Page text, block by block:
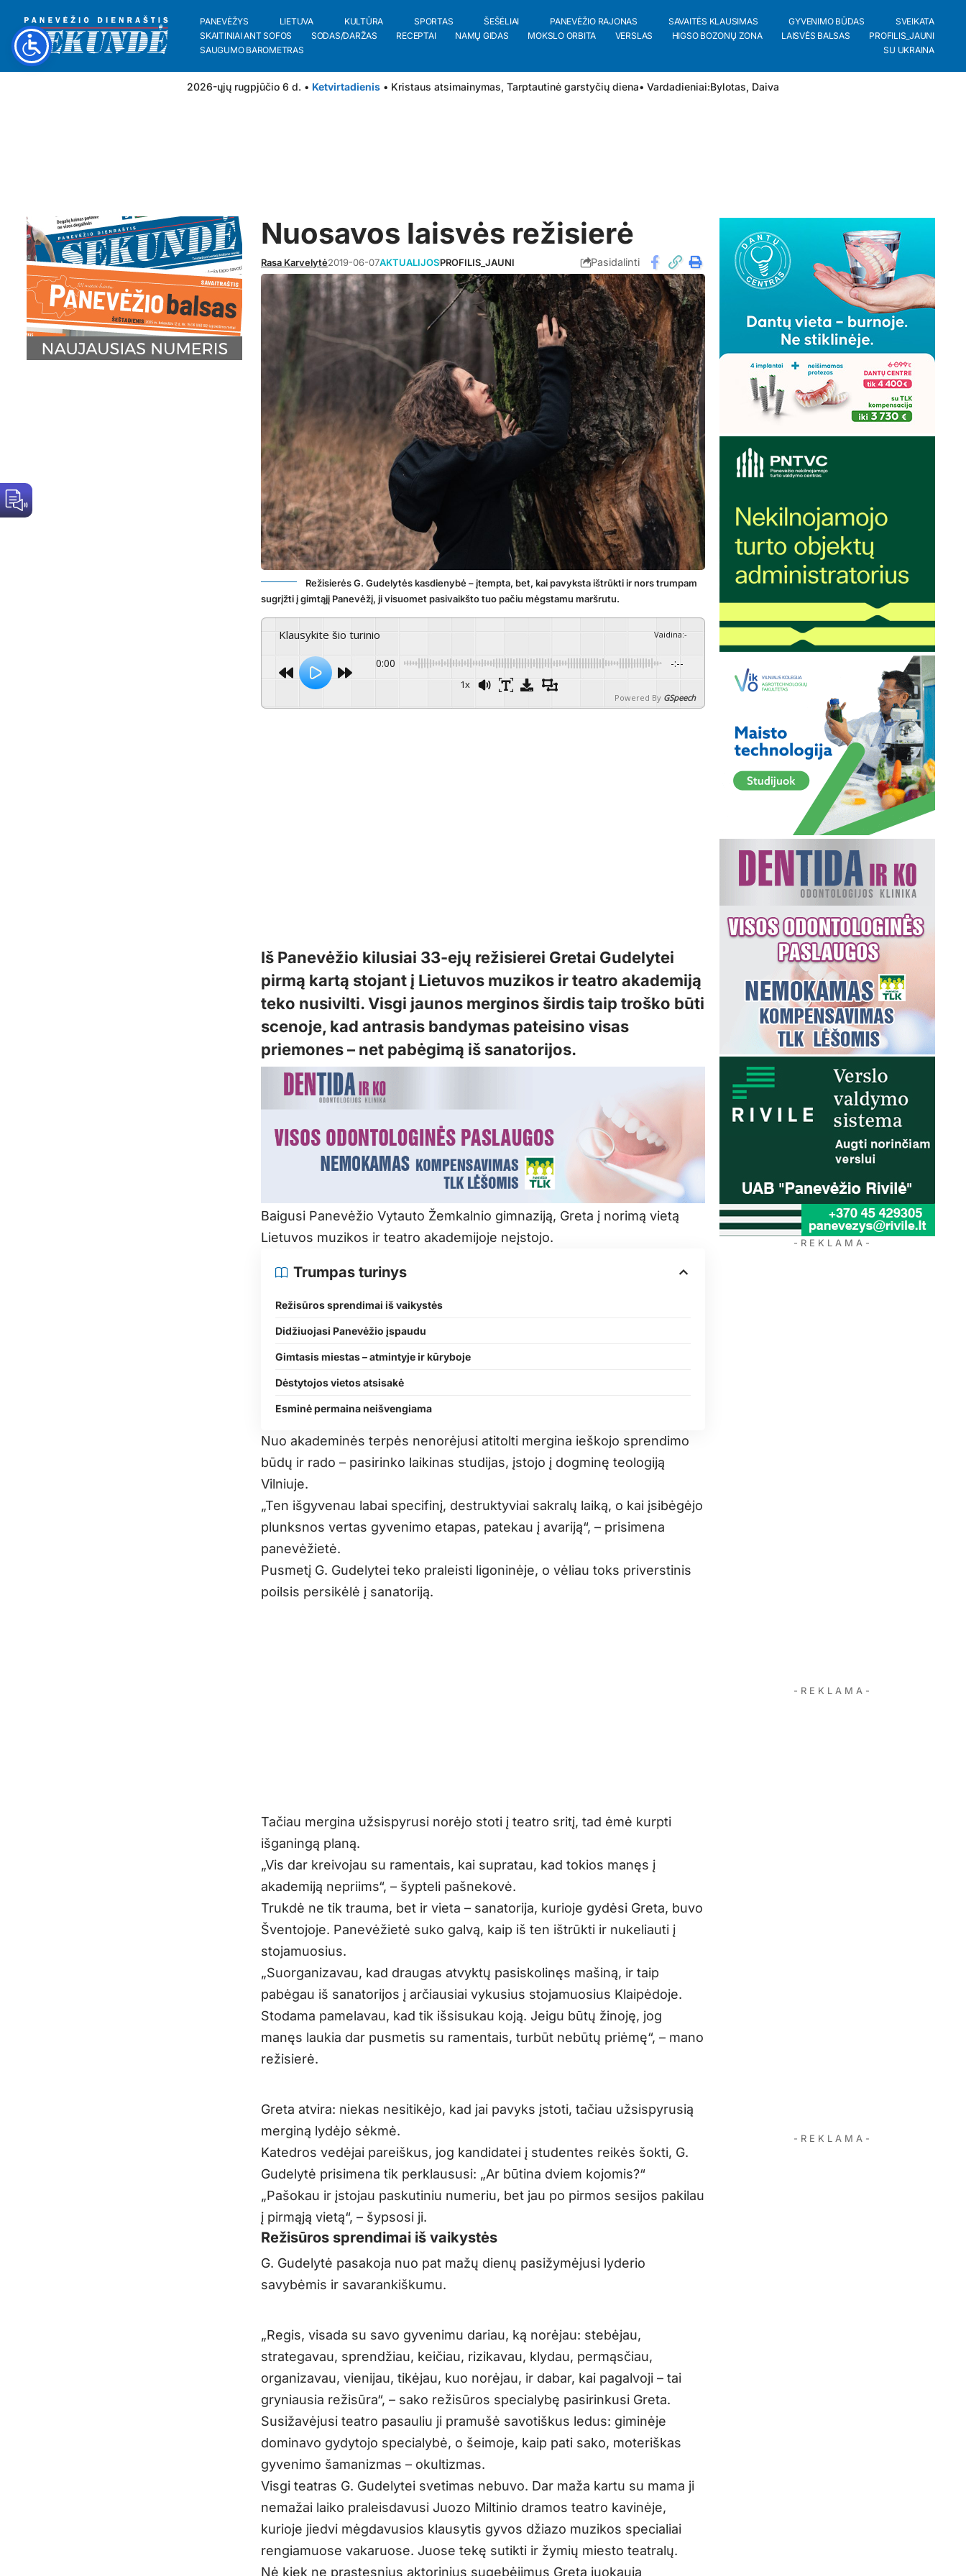
PANEVĖŽYS LIETUVA KULTŪRA SPORTAS ŠEŠĖLIAI PANEVĖŽIO RAJONAS SAVAITĖS KLAUSIMAS GYVENIMO BŪDAS
SVEIKATA
SKAITINIAI ANT SOFOS
SODAS/DARŽAS RECEPTAI NAMŲ GIDAS MOKSLO ORBITA VERSLAS HIGSO BOZONŲ ZONA LAISVĖS BALSAS
PROFILIS_JAUNI
SAUGUMO BAROMETRAS
SU UKRAINA
2026-ųjų rugpjūčio 6 d. • Ketvirtadienis • Kristaus atsimainymas, Tarptautinė garstyčių diena• Vardadieniai:Bylotas, Daiva
Nuosavos laisvės režisierė
Rasa Karvelytė2019-06-07AKTUALIJOSPROFILIS_JAUNI Pasidalinti
Režisierės G. Gudelytės kasdienybė – įtempta, bet, kai pavyksta ištrūkti ir nors trumpam
sugrįžti į gimtąjį Panevėžį, ji visuomet pasivaikšto tuo pačiu mėgstamu maršrutu.
Klausykite šio turinio Vaidina:-
0:00 -:--
1x
Powered By GSpeech
Iš Panevėžio kilusiai 33-ejų režisierei Gretai Gudelytei
pirmą kartą stojant į Lietuvos muzikos ir teatro akademiją
teko nusivilti. Visgi jaunos merginos širdis taip troško būti
scenoje, kad antrasis bandymas pateisino visas
priemones – net pabėgimą iš sanatorijos.
Baigusi Panevėžio Vytauto Žemkalnio gimnaziją, Greta į norimą vietą
Lietuvos muzikos ir teatro akademijoje neįstojo.
Trumpas turinys
Režisūros sprendimai iš vaikystės
Didžiuojasi Panevėžio įspaudu
Gimtasis miestas – atmintyje ir kūryboje
Dėstytojos vietos atsisakė
Esminė permaina neišvengiama
Nuo akademinės terpės nenorėjusi atitolti mergina ieškojo sprendimo
būdų ir rado – pasirinko laikinas studijas, įstojo į dogminę teologiją
Vilniuje.
„Ten išgyvenau labai specifinį, destruktyviai sakralų laiką, o kai įsibėgėjo
plunksnos vertas gyvenimo etapas, patekau į avariją“, – prisimena
panevėžietė.
Pusmetį G. Gudelytei teko praleisti ligoninėje, o vėliau toks priverstinis
poilsis persikėlė į sanatoriją.
Tačiau mergina užsispyrusi norėjo stoti į teatro sritį, tad ėmė kurpti
išganingą planą.
„Vis dar kreivojau su ramentais, kai supratau, kad tokios manęs į
akademiją nepriims“, – šypteli pašnekovė.
Trukdė ne tik trauma, bet ir vieta – sanatorija, kurioje gydėsi Greta, buvo
Šventojoje. Panevėžietė suko galvą, kaip iš ten ištrūkti ir nukeliauti į
stojamuosius.
„Suorganizavau, kad draugas atvyktų pasiskolinęs mašiną, ir taip
pabėgau iš sanatorijos į arčiausiai vykusius stojamuosius Klaipėdoje.
Stodama pamelavau, kad tik išsisukau koją. Jeigu būtų žinoję, jog
manęs laukia dar pusmetis su ramentais, turbūt nebūtų priėmę“, – mano
režisierė.
Greta atvira: niekas nesitikėjo, kad jai pavyks įstoti, tačiau užsispyrusią
merginą lydėjo sėkmė.
Katedros vedėjai pareiškus, jog kandidatei į studentes reikės šokti, G.
Gudelytė prisimena tik perklaususi: „Ar būtina dviem kojomis?“
„Pašokau ir įstojau paskutiniu numeriu, bet jau po pirmos sesijos pakilau
į pirmąją vietą“, – šypsosi ji.
Režisūros sprendimai iš vaikystės
G. Gudelytė pasakoja nuo pat mažų dienų pasižymėjusi lyderio
savybėmis ir savarankiškumu.
„Regis, visada su savo gyvenimu dariau, ką norėjau: stebėjau,
strategavau, sprendžiau, keičiau, rizikavau, klydau, permąsčiau,
organizavau, vienijau, tikėjau, kuo norėjau, ir dabar, kai pagalvoji – tai
gryniausia režisūra“, – sako režisūros specialybę pasirinkusi Greta.
Susižavėjusi teatro pasauliu ji pramušė savotiškus ledus: giminėje
dominavo gydytojo specialybė, o šeimoje, kaip pati sako, moteriškas
gyvenimo šamanizmas – okultizmas.
Visgi teatras G. Gudelytei svetimas nebuvo. Dar maža kartu su mama ji
nemažai laiko praleisdavusi Juozo Miltinio dramos teatro kavinėje,
kurioje jiedvi mėgdavusios klausytis gyvos džiazo muzikos specialiai
rengiamuose vakaruose. Juose tekę sutikti ir žymių miesto teatralų.
Nė kiek ne prastesnius aktorinius sugebėjimus Greta juokauja
- R E K L A M A -
- R E K L A M A -
- R E K L A M A -